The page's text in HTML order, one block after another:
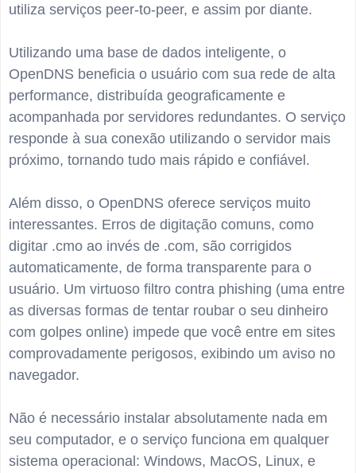
utiliza serviços peer-to-peer, e assim por diante.
Utilizando uma base de dados inteligente, o
OpenDNS beneficia o usuário com sua rede de alta
performance, distribuída geograficamente e
acompanhada por servidores redundantes. O serviço
responde à sua conexão utilizando o servidor mais
próximo, tornando tudo mais rápido e confiável.
Além disso, o OpenDNS oferece serviços muito
interessantes. Erros de digitação comuns, como
digitar .cmo ao invés de .com, são corrigidos
automaticamente, de forma transparente para o
usuário. Um virtuoso filtro contra phishing (uma entre
as diversas formas de tentar roubar o seu dinheiro
com golpes online) impede que você entre em sites
comprovadamente perigosos, exibindo um aviso no
navegador.
Não é necessário instalar absolutamente nada em
seu computador, e o serviço funciona em qualquer
sistema operacional: Windows, MacOS, Linux, e